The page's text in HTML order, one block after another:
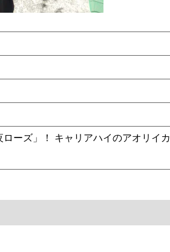
ーズ」！ キャリアハイのアオリイカ